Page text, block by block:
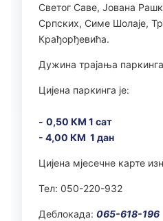
Светог Саве, Јована
Српских, Симе Шолаје,
Крађорђевића.
Дужина трајања
Цијена паркинга је:
- 0,50 КМ 1 сат
- 4,00 КМ 1 дан
Цијена мјесечне карте
Тел: 050-220-932
Деблокада: 065-618-196